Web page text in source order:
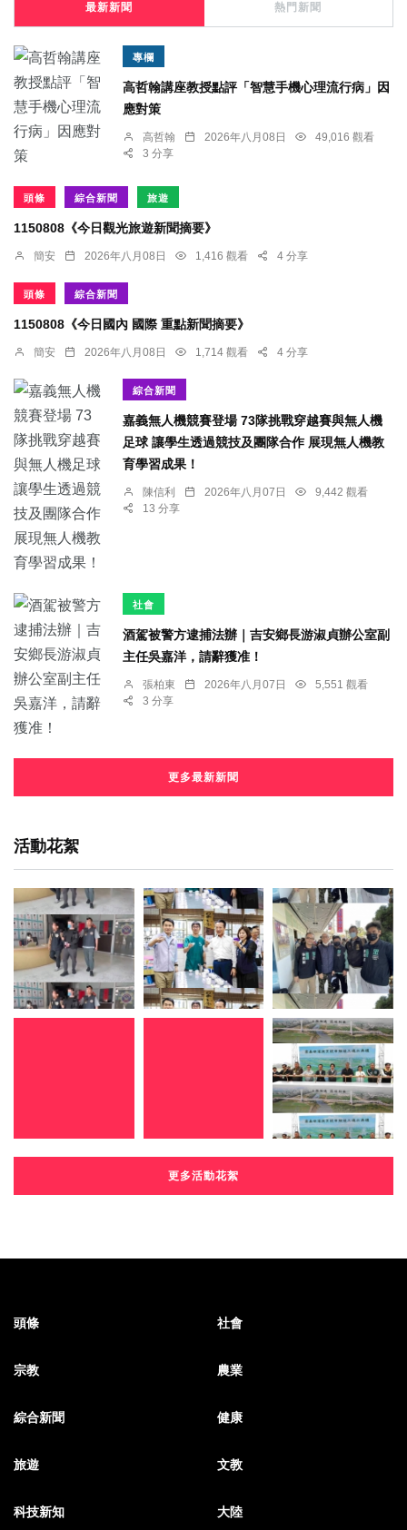
最新新聞 熱門新聞
專欄
高哲翰講座教授點評「智慧手機心理流行病」因
應對策
高哲翰 2026年八月08日
49,016 觀看
3 分享
頭條 綜合新聞 旅遊
1150808《今日觀光旅遊新聞摘要》
簡安 2026年八月08日 1,416 觀看 4 分享
頭條 綜合新聞
1150808《今日國內 國際 重點新聞摘要》
簡安 2026年八月08日 1,714 觀看 4 分享
綜合新聞
嘉義無人機競賽登場 73隊挑戰穿越賽與無人機
足球 讓學生透過競技及團隊合作 展現無人機教
育學習成果！
陳信利 2026年八月07日
9,442 觀看
13 分享
社會
酒駕被警方逮捕法辦｜吉安鄉長游淑貞辦公室副
主任吳嘉洋，請辭獲准！
張柏東 2026年八月07日
5,551 觀看
3 分享
更多最新新聞
活動花絮
更多活動花絮
頭條 社會
宗教 農業
綜合新聞 健康
旅遊 文教
科技新知 大陸